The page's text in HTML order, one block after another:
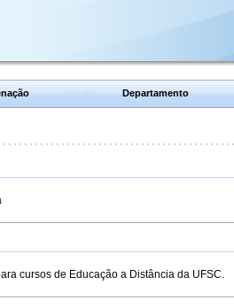
Departamento
cursos de Educação a Distância da UFSC.